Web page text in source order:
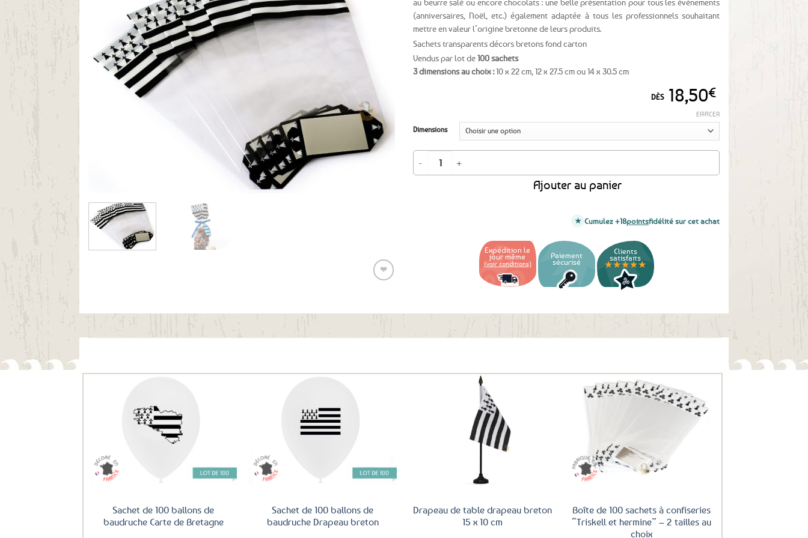
❤
Ajouter
au beurre salé ou encore chocolats : une belle présentation pour tous les événements
(anniversaires, Noël, etc.) également adaptée à tous les professionnels souhaitant
mettre en valeur l’origine bretonne de leurs produits.
Sachets transparents décors bretons fond carton
Vendus par lot de100 sachets
3 dimensions au choix :10 x 22 cm, 12 x 27.5 cm ou 14 x 30.5 cm
DÈS 18,50€
Dimensions
EFFACER
quantité de 100 sachets biscuits et confiseries "Drapeau breton" - 3 tailles au choix
Ajouter au panier
Cumulez +18pointsfidélité sur cet achat
Expédition le
jour même
(voir conditions)
Paiement
sécurisé
Clients
satisfaits
★★★★★
Sachet de 100 ballons de
baudruche Carte de Bretagne
Sachet de 100 ballons de
baudruche Drapeau breton
Drapeau de table drapeau breton
15 x 10 cm
Boîte de 100 sachets à confiseries
“Triskell et hermine” – 2 tailles au
choix